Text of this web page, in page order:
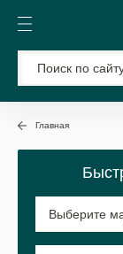
Главная